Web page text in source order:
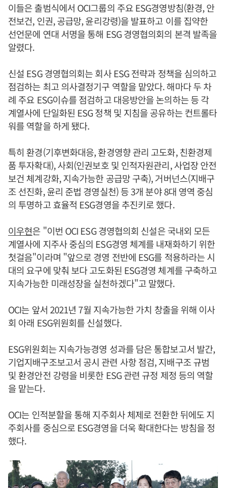
이들은 출범식에서 OCI그룹의 주요 ESG경영방침(환경, 안
전보건, 인권, 공급망, 윤리강령)을 발표하고 이를 집약한
선언문에 연대 서명을 통해 ESG 경영협의회의 본격 발족을
알렸다.
신설 ESG 경영협의회는 회사 ESG 전략과 정책을 심의하고
점검하는 최고 의사결정기구 역할을 맡았다. 해마다 두 차
례 주요 ESG이슈를 점검하고 대응방안을 논의하는 등 각
계열사에 단일화된 ESG 정책 및 지침을 공유하는 컨트롤타
워를 역할을 하게 됐다.
특히 환경(기후변화대응, 환경영향 관리 고도화, 친환경제
품 투자확대), 사회(인권보호 및 인적자원관리, 사업장 안전
보건 체계강화, 지속가능한 공급망 구축), 거버넌스(지배구
조 선진화, 윤리 준법 경영실천) 등 3개 분야 8대 영역 중심
의 투명하고 효율적 ESG경영을 추진키로 했다.
이우현은 "이번 OCI ESG 경영협의회 신설은 국내외 모든
계열사에 지주사 중심의 ESG경영 체계를 내재화하기 위한
첫걸음"이라며 "앞으로 경영 전반에 ESG를 적용하라는 시
대의 요구에 맞춰 보다 고도화된 ESG경영 체계를 구축하고
지속가능한 미래성장을 실천하겠다"고 말했다.
OCI는 앞서 2021년 7월 지속가능한 가치 창출을 위해 이사
회 아래 ESG위원회를 신설했다.
ESG위원회는 지속가능경영 성과를 담은 통합보고서 발간,
기업지배구조보고서 공시 관련 사항 점검, 지배구조 규범
및 환경안전 강령을 비롯한 ESG 관련 규정 제정 등의 역할
을 맡는다.
OCI는 인적분할을 통해 지주회사 체제로 전환한 뒤에도 지
주회사를 중심으로 ESG경영을 더욱 확대한다는 방침을 정
했다.